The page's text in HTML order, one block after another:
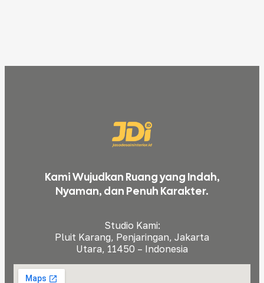
Kami Wujudkan Ruang yang Indah,
Nyaman, dan Penuh Karakter.
Studio Kami:
Pluit Karang, Penjaringan, Jakarta
Utara, 11450 – Indonesia